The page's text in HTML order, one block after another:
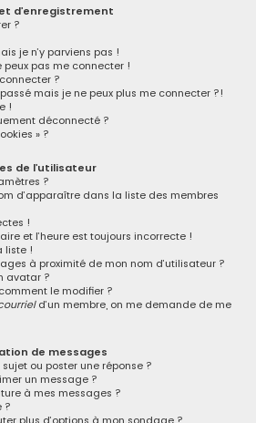
d’enregistrement
?
je n’y parviens pas !
pas me connecter !
?
mais je ne peux plus me connecter ?!
!
déconnecté ?
» ?
de l’utilisateur
?
d’apparaître dans la liste des membres
!
et l’heure est toujours incorrecte !
liste !
à proximité de mon nom d’utilisateur ?
avatar ?
le modifier ?
d’un membre, on me demande de me
de messages
ou poster une réponse ?
un message ?
à mes messages ?
?